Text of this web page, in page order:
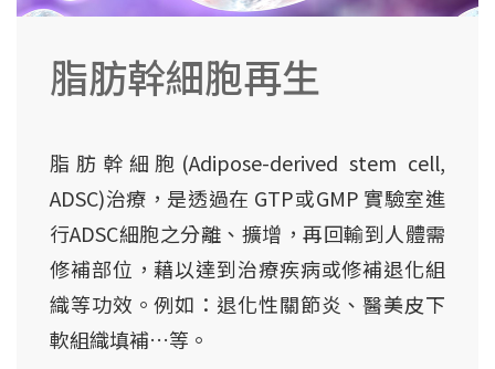
脂肪幹細胞再生
脂肪幹細胞(Adipose-derived stem cell,
ADSC)治療，是透過在 GTP或GMP 實驗室進
行ADSC細胞之分離、擴增，再回輸到人體需
修補部位，藉以達到治療疾病或修補退化組
織等功效。例如：退化性關節炎、醫美皮下
軟組織填補…等。